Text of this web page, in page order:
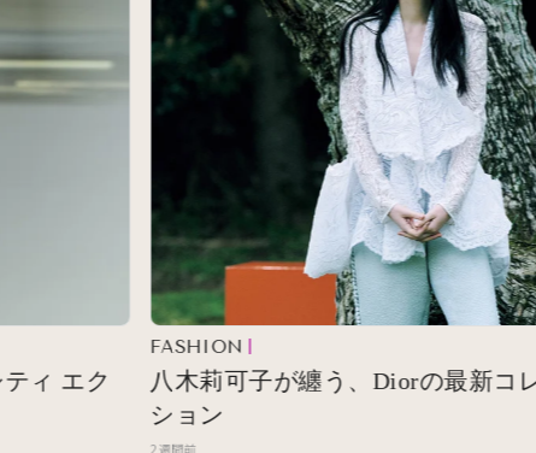
エク
FASHION
八木莉可子が纏う、Diorの最新コレク
ション
2週間前